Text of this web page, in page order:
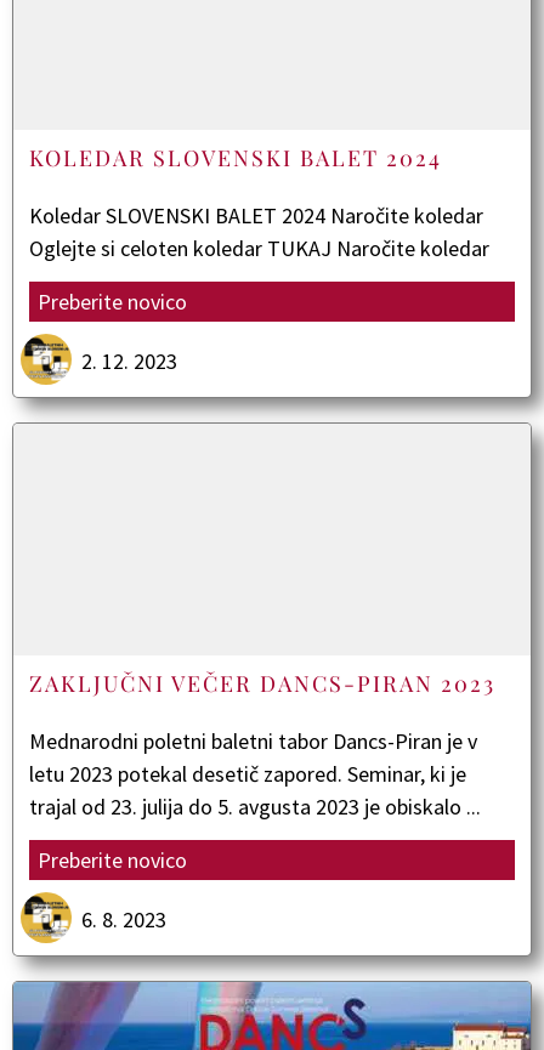
KOLEDAR SLOVENSKI BALET 2024
Koledar SLOVENSKI BALET 2024 Naročite koledar
Oglejte si celoten koledar TUKAJ Naročite koledar
Preberite novico
2. 12. 2023
ZAKLJUČNI VEČER DANCS-PIRAN 2023
Mednarodni poletni baletni tabor Dancs-Piran je v
letu 2023 potekal desetič zapored. Seminar, ki je
trajal od 23. julija do 5. avgusta 2023 je obiskalo ...
Preberite novico
6. 8. 2023